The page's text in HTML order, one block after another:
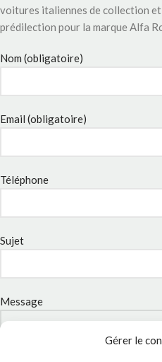
Gérer le
voitures italiennes de collection et
prédilection pour la marque Alfa
Nom (obligatoire)
Email (obligatoire)
Téléphone
Sujet
Message